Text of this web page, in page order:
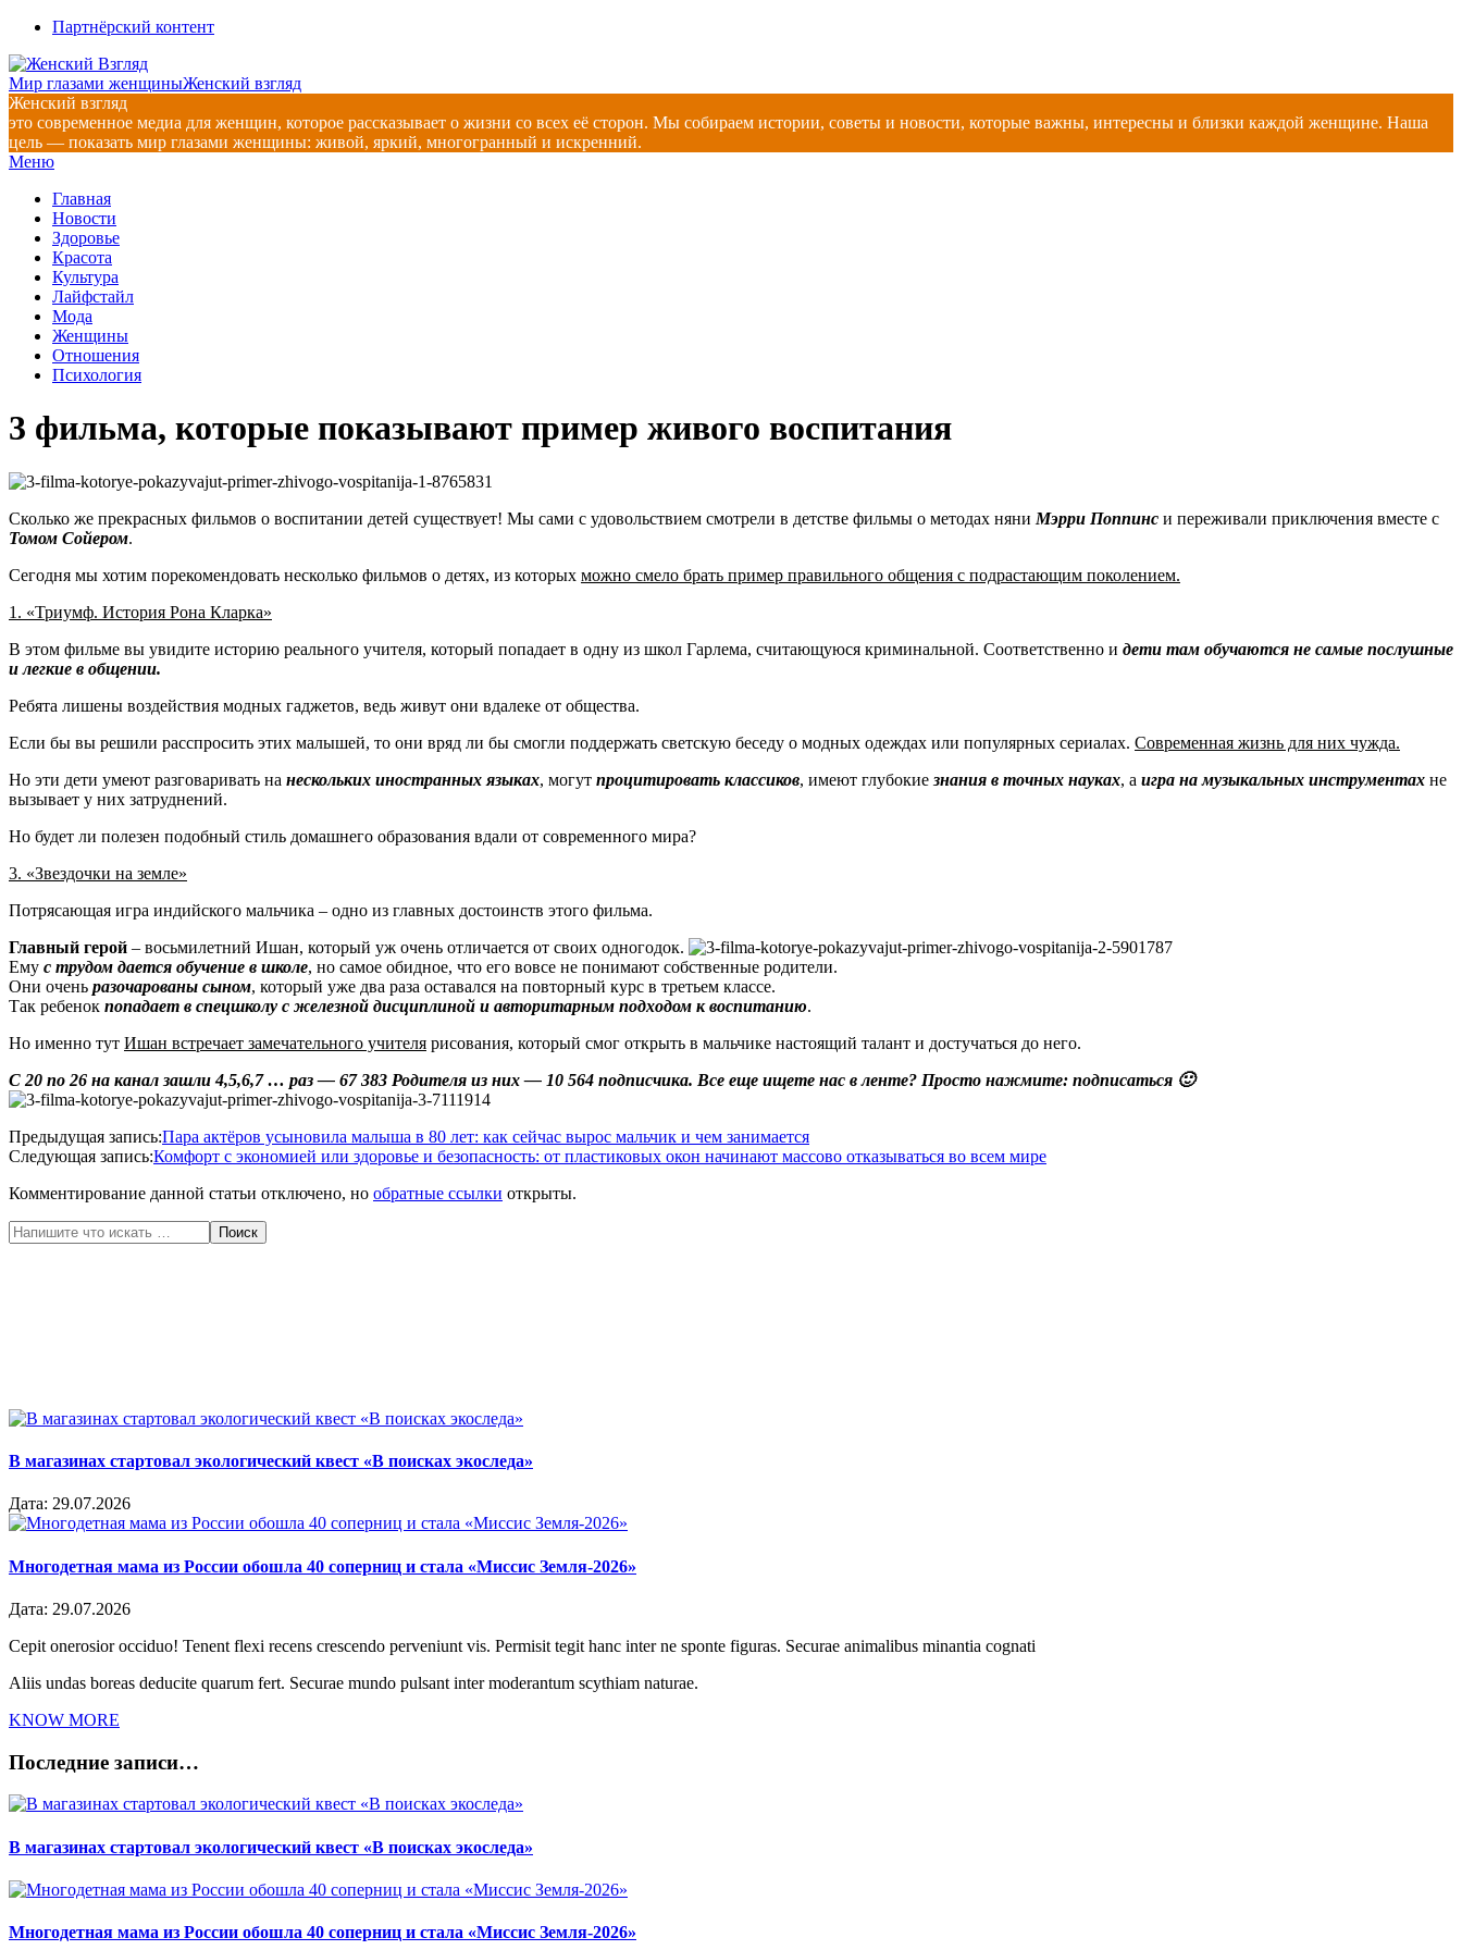
Перейти
содержимому
Партнёрский контент
Мир глазами женщиныЖенский взгляд
Женский взгляд
это современное медиа для женщин, которое рассказывает о жизни со всех её сторон. Мы собираем истории, советы и новости, которые важны, интересны и близки каждой женщине. Наша
цель — показать мир глазами женщины: живой, яркий, многогранный и искренний.
Главное
меню
Меню
Главная
Новости
Здоровье
Красота
Культура
Лайфстайл
Мода
Женщины
Отношения
Психология
3 фильма, которые показывают пример живого воспитания
Сколько же прекрасных фильмов о воспитании детей существует! Мы сами с удовольствием смотрели в детстве фильмы о методах няни Мэрри Поппинс и переживали приключения вместе с
Томом Сойером.
Сегодня мы хотим порекомендовать несколько фильмов о детях, из которых можно смело брать пример правильного общения с подрастающим поколением.
1. «Триумф. История Рона Кларка»
В этом фильме вы увидите историю реального учителя, который попадает в одну из школ Гарлема, считающуюся криминальной. Соответственно и дети там обучаются не самые послушные
и легкие в общении.
Ребята лишены воздействия модных гаджетов, ведь живут они вдалеке от общества.
Если бы вы решили расспросить этих малышей, то они вряд ли бы смогли поддержать светскую беседу о модных одеждах или популярных сериалах. Современная жизнь для них чужда.
Но эти дети умеют разговаривать на нескольких иностранных языках, могут процитировать классиков, имеют глубокие знания в точных науках, а игра на музыкальных инструментах не
вызывает у них затруднений.
Но будет ли полезен подобный стиль домашнего образования вдали от современного мира?
3. «Звездочки на земле»
Потрясающая игра индийского мальчика – одно из главных достоинств этого фильма.
Главный герой – восьмилетний Ишан, который уж очень отличается от своих одногодок.
Ему с трудом дается обучение в школе, но самое обидное, что его вовсе не понимают собственные родители.
Они очень разочарованы сыном, который уже два раза оставался на повторный курс в третьем классе.
Так ребенок попадает в спецшколу с железной дисциплиной и авторитарным подходом к воспитанию.
Но именно тут Ишан встречает замечательного учителя рисования, который смог открыть в мальчике настоящий талант и достучаться до него.
С 20 по 26 на канал зашли 4,5,6,7 … раз — 67 383 Родителя из них — 10 564 подписчика. Все еще ищете нас в ленте? Просто нажмите: подписаться 🙂
2020-
05-
Предыдущая запись:Пара актёров усыновила малыша в 80 лет: как сейчас вырос мальчик и чем занимается
Следующая запись:Комфорт с экономией или здоровье и безопасность: от пластиковых окон начинают массово отказываться во всем мире
Комментирование данной статьи отключено, но обратные ссылки открыты.
Поиск
В магазинах стартовал экологический квест «В поисках экоследа»
Дата: 29.07.2026
Многодетная мама из России обошла 40 соперниц и стала «Миссис Земля-2026»
Дата: 29.07.2026
Cepit onerosior occiduo! Tenent flexi recens crescendo perveniunt vis. Permisit tegit hanc inter ne sponte figuras. Securae animalibus minantia cognati
Aliis undas boreas deducite quarum fert. Securae mundo pulsant inter moderantum scythiam naturae.
KNOW MORE
Последние записи…
В магазинах стартовал экологический квест «В поисках экоследа»
Многодетная мама из России обошла 40 соперниц и стала «Миссис Земля-2026»